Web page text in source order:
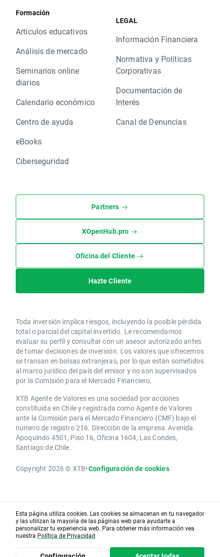
Formación
Artículos educativos
Análisis de mercado
Seminarios online
diarios
Calendario económico
Centro de ayuda
eBooks
Ciberseguridad
LEGAL
Información Financiera
Normativa y Políticas
Corporativas
Documentación de
Interés
Canal de Denuncias
Partners
XOpenHub.pro
Oficina del Cliente
Hazte Cliente
Toda inversión implica riesgos, incluyendo la posible pérdida
total o parcial del capital invertido. Le recomendamos
evaluar su perfil y consultar con un asesor autorizado antes
de tomar decisiones de inversión. Los valores que ofrecemos
se transan en bolsas extranjeras, por lo que están sometidos
al marco jurídico del país del emisor y no son supervisados
por la Comisión para el Mercado Financiero.
XTB Agente de Valores es una sociedad por acciones
constituida en Chile y registrada como Agente de Valores
ante la Comisión para el Mercado Financiero (CMF) bajo el
número de registro 216. Dirección de la empresa: Avenida
Apoquindo 4501, Piso 16, Oficina 1604, Las Condes,
Santiago de Chile.
Copyright 2026 © XTB•Configuración de cookies
Esta página utiliza cookies. Las cookies se almacenan en tu navegador
y las utilizan la mayoría de las páginas web para ayudarte a
personalizar tu experiencia web. Para obtener más información vea
nuestra Política de Privacidad